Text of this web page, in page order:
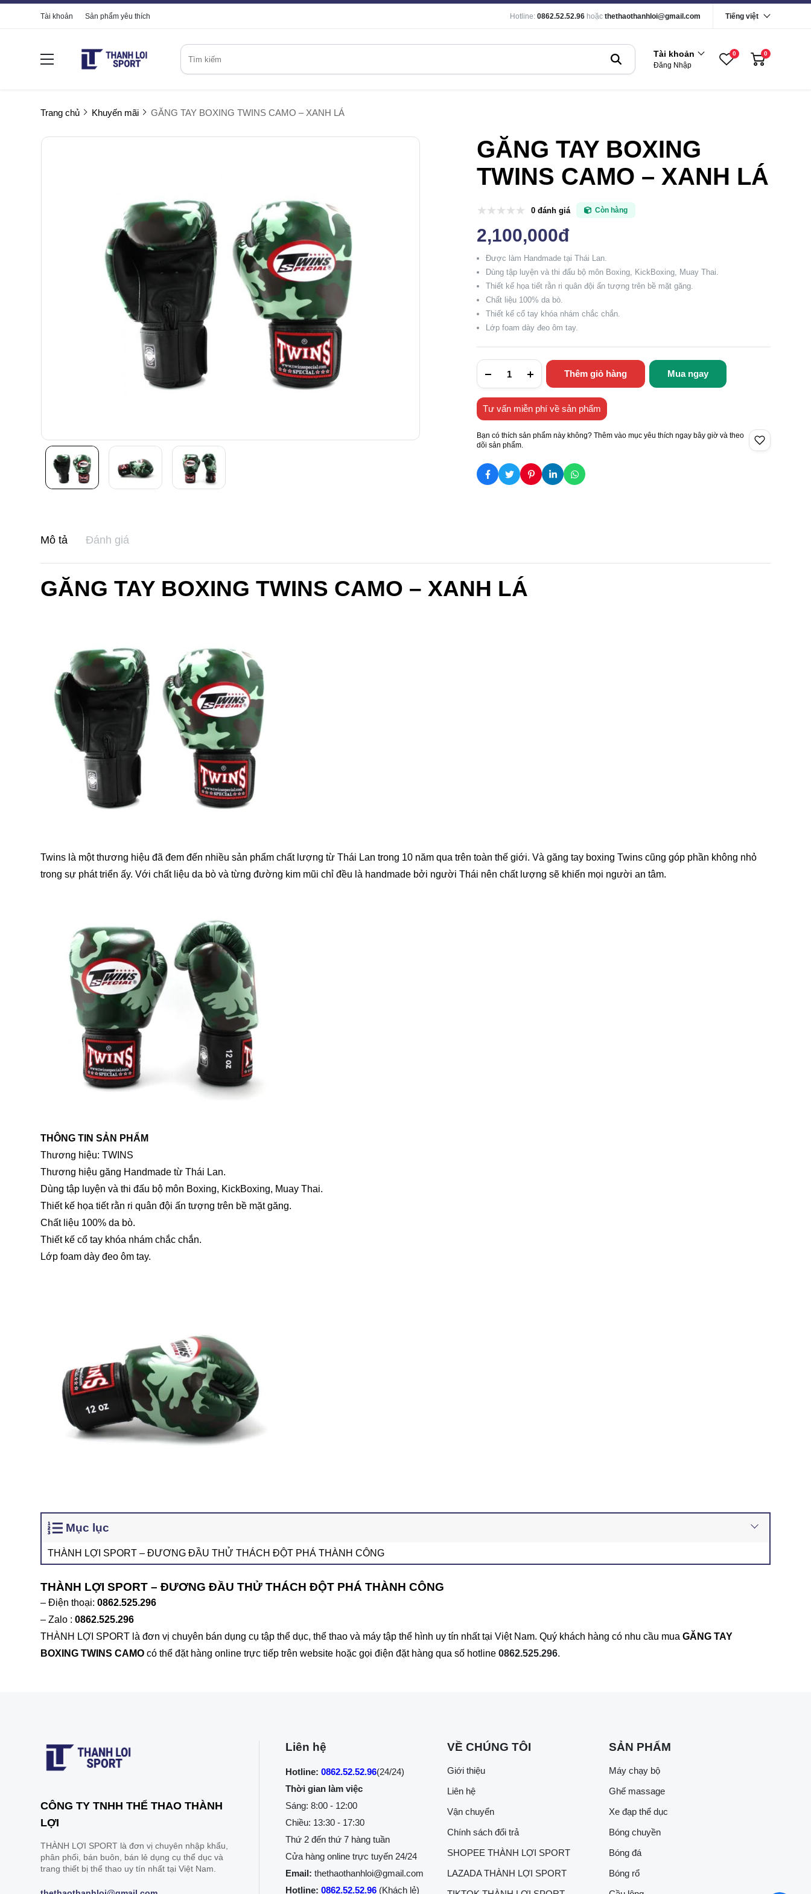
Tài khoản Sản phẩm yêu thích Hotline: 0862.52.52.96 hoặc thethaothanhloi@gmail.com Tiếng việt
Tài khoản
Đăng Nhập
0 0
Trang chủ Khuyến mãi GĂNG TAY BOXING TWINS CAMO – XANH LÁ
GĂNG TAY BOXING
TWINS CAMO – XANH LÁ
0 đánh giá Còn hàng
2,100,000đ
Được làm Handmade tại Thái Lan.
Dùng tập luyện và thi đấu bộ môn Boxing, KickBoxing, Muay Thai.
Thiết kế họa tiết rằn ri quân đội ấn tượng trên bề mặt găng.
Chất liệu 100% da bò.
Thiết kế cổ tay khóa nhám chắc chắn.
Lớp foam dày đeo ôm tay.
Thêm giỏ hàng Mua ngay
Tư vấn miễn phí về sản phẩm
Bạn có thích sản phẩm này không? Thêm vào mục yêu thích ngay bây giờ và theo
dõi sản phẩm.
Mô tả Đánh giá
GĂNG TAY BOXING TWINS CAMO – XANH LÁ
Twins là một thương hiệu đã đem đến nhiều sản phẩm chất lượng từ Thái Lan trong 10 năm qua trên toàn thế giới. Và găng tay boxing Twins cũng góp phần không nhỏ
trong sự phát triển ấy. Với chất liệu da bò và từng đường kim mũi chỉ đều là handmade bởi người Thái nên chất lượng sẽ khiến mọi người an tâm.
THÔNG TIN SẢN PHẨM
Thương hiệu: TWINS
Thương hiệu găng Handmade từ Thái Lan.
Dùng tập luyện và thi đấu bộ môn Boxing, KickBoxing, Muay Thai.
Thiết kế họa tiết rằn ri quân đội ấn tượng trên bề mặt găng.
Chất liệu 100% da bò.
Thiết kế cổ tay khóa nhám chắc chắn.
Lớp foam dày đeo ôm tay.
Mục lục
THÀNH LỢI SPORT – ĐƯƠNG ĐẦU THỬ THÁCH ĐỘT PHÁ THÀNH CÔNG
THÀNH LỢI SPORT – ĐƯƠNG ĐẦU THỬ THÁCH ĐỘT PHÁ THÀNH CÔNG
– Điện thoại: 0862.525.296
– Zalo : 0862.525.296
THÀNH LỢI SPORT là đơn vị chuyên bán dụng cụ tập thể dục, thể thao và máy tập thể hình uy tín nhất tại Việt Nam. Quý khách hàng có nhu cầu mua GĂNG TAY
BOXING TWINS CAMO có thể đặt hàng online trực tiếp trên website hoặc gọi điện đặt hàng qua số hotline 0862.525.296.
CÔNG TY TNHH THỂ THAO THÀNH
LỢI
THÀNH LỢI SPORT là đơn vị chuyên nhập khẩu,
phân phối, bán buôn, bán lẻ dụng cụ thể dục và
trang thiết bị thể thao uy tín nhất tại Việt Nam.
Liên hệ
Hotline: 0862.52.52.96(24/24)
Thời gian làm việc
Sáng: 8:00 - 12:00
Chiều: 13:30 - 17:30
Thứ 2 đến thứ 7 hàng tuần
Cửa hàng online trực tuyến 24/24
Email: thethaothanhloi@gmail.com
Hotline: 0862.52.52.96 (Khách lẻ)
VỀ CHÚNG TÔI
Giới thiệu
Liên hệ
Vận chuyển
Chính sách đổi trả
SHOPEE THÀNH LỢI SPORT
LAZADA THÀNH LỢI SPORT
SẢN PHẨM
Máy chạy bộ
Ghế massage
Xe đạp thể dục
Bóng chuyền
Bóng đá
Bóng rổ